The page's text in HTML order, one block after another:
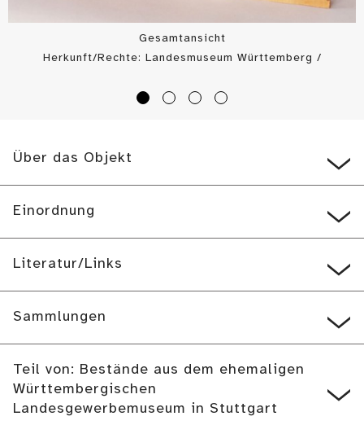
Gesamtansicht
Herkunft/Rechte: Landesmuseum Württemberg /
Über das Objekt
Einordnung
Literatur/Links
Sammlungen
Teil von: Bestände aus dem ehemaligen
Württembergischen
Landesgewerbemuseum in Stuttgart